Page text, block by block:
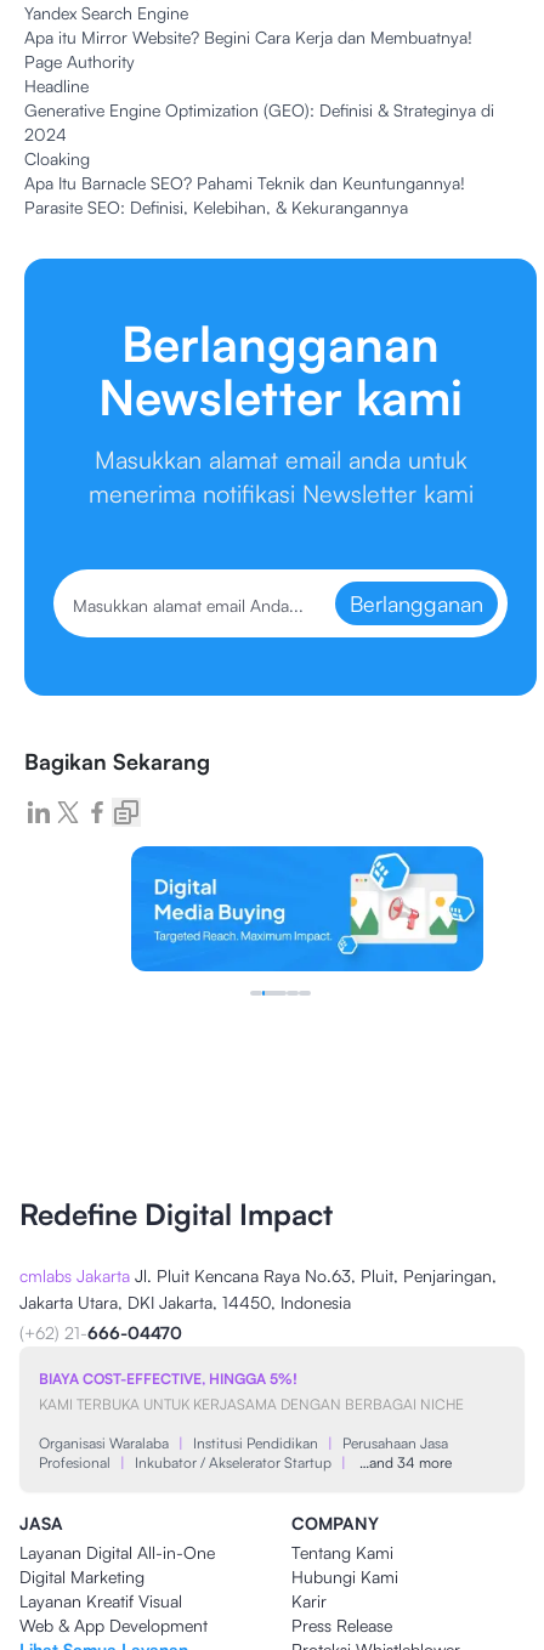
Yandex Search Engine
Apa itu Mirror Website? Begini Cara Kerja dan Membuatnya!
Page Authority
Headline
Generative Engine Optimization (GEO): Definisi & Strateginya di
2024
Cloaking
Apa Itu Barnacle SEO? Pahami Teknik dan Keuntungannya!
Parasite SEO: Definisi, Kelebihan, & Kekurangannya
Berlangganan
Newsletter kami
Masukkan alamat email anda untuk
menerima notifikasi Newsletter kami
Berlangganan
Bagikan Sekarang
Redefine Digital Impact
cmlabs Jakarta Jl. Pluit Kencana Raya No.63, Pluit, Penjaringan,
Jakarta Utara, DKI Jakarta, 14450, Indonesia
(+62) 21-666-04470
BIAYA COST-EFFECTIVE, HINGGA 5%!
KAMI TERBUKA UNTUK KERJASAMA DENGAN BERBAGAI NICHE
Organisasi Waralaba | Institusi Pendidikan |
Perusahaan Jasa
Profesional
| Inkubator / Akselerator Startup | …and 34 more
JASA
Layanan Digital All-in-One
Digital Marketing
Layanan Kreatif Visual
Web & App Development
COMPANY
Tentang Kami
Hubungi Kami
Karir
Press Release